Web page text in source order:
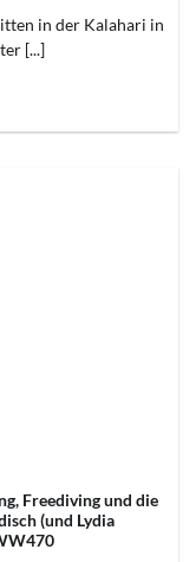
in der Kalahari in
[...]
Freediving und die
(und Lydia